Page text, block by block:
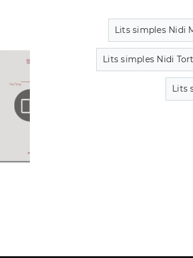
Lits simples Nidi
Lits simples Nidi
Lits